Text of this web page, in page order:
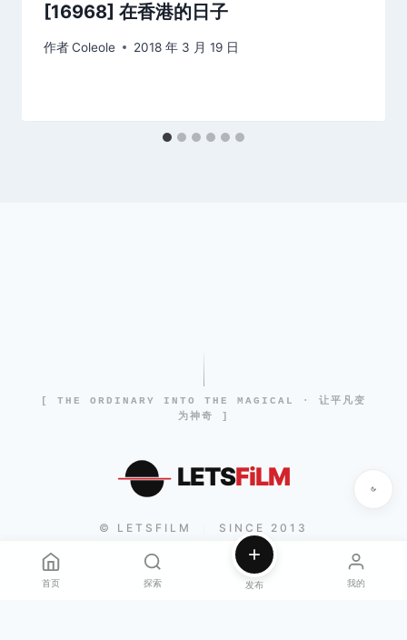
[16968] 在香港的日子
作者Coleole 2018 年 3 月 19 日
[ THE ORDINARY INTO THE MAGICAL · 让平凡变
为神奇 ]
LETSFiLM
© LETSFILM SINCE 2013
首页 探索 发布 我的